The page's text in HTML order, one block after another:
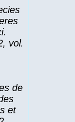
vol.
de
et